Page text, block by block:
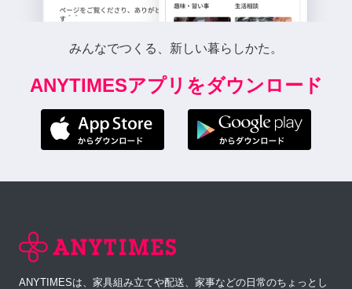
みんなでつくる、新しい暮らしかた。
ANYTIMESアプリをダウンロード
ANYTIMESは、家具組み立てや配送、家事などの日常のちょっとし